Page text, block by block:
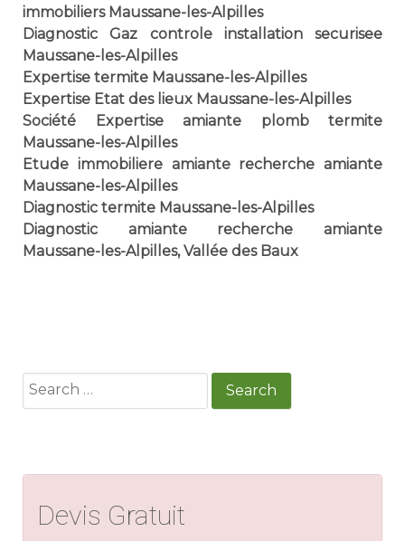
immobiliers Maussane-les-Alpilles
Diagnostic Gaz controle installation securisee
Maussane-les-Alpilles
Expertise termite Maussane-les-Alpilles
Expertise Etat des lieux Maussane-les-Alpilles
Société Expertise amiante plomb termite
Maussane-les-Alpilles
Etude immobiliere amiante recherche amiante
Maussane-les-Alpilles
Diagnostic termite Maussane-les-Alpilles
Diagnostic amiante recherche amiante
Maussane-les-Alpilles, Vallée des Baux
Search
Devis Gratuit